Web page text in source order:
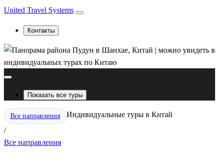
United Travel Systems
Контакты
Показать все туры
Все направления
/
Индивидуальные туры в Китай
Все направления